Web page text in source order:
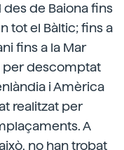
de Baiona fins
tot el Bàltic; fins a
fins a la Mar
per descomptat
i Amèrica
realitzat per
A
no han trobat